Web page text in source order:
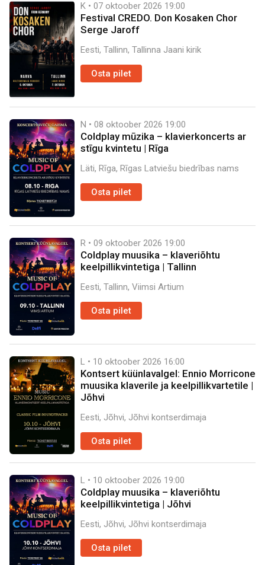
K • 07 oktoober 2026 19:00
Festival CREDO. Don Kosaken Chor
Serge Jaroff
Eesti, Tallinn, Tallinna Jaani kirik
Osta pilet
N • 08 oktoober 2026 19:00
Coldplay mūzika – klavierkoncerts ar
stīgu kvintetu | Rīga
Läti, Rīga, Rīgas Latviešu biedrības nams
Osta pilet
R • 09 oktoober 2026 19:00
Coldplay muusika – klaveriõhtu
keelpillikvintetiga | Tallinn
Eesti, Tallinn, Viimsi Artium
Osta pilet
L • 10 oktoober 2026 16:00
Kontsert küünlavalgel: Ennio Morricone
muusika klaverile ja keelpillikvartetile |
Jõhvi
Eesti, Jõhvi, Jõhvi kontserdimaja
Osta pilet
L • 10 oktoober 2026 19:00
Coldplay muusika – klaveriõhtu
keelpillikvintetiga | Jõhvi
Eesti, Jõhvi, Jõhvi kontserdimaja
Osta pilet